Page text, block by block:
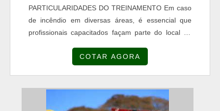
PARTICULARIDADES DO TREINAMENTO Em caso
de incêndio em diversas áreas, é essencial que
profissionais capacitados façam parte do local de
de combate a incêndio da Work Fire é uma opção
diversos cursos de combate a incêndio visam
apresentar as particularidades de c...
COTAR AGORA